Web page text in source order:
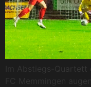
Im Abstiegs-Quartett
FC Memmingen